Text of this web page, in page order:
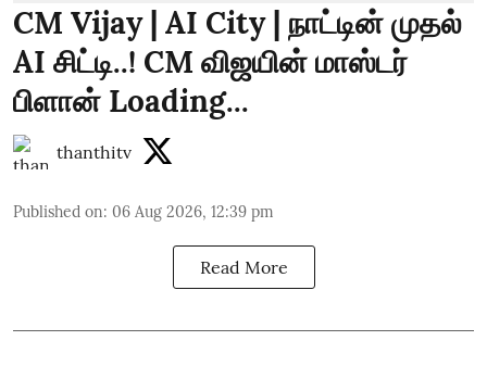
CM Vijay | AI City | நாட்டின் முதல்
AI சிட்டி..! CM விஜயின் மாஸ்டர்
பிளான் Loading...
thanthitv
Published on: 06 Aug 2026, 12:39 pm
Read More